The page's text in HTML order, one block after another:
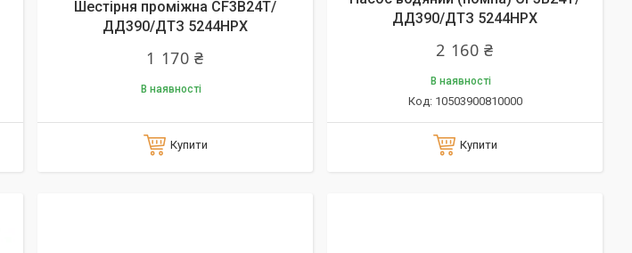
Шестірня проміжна СF3B24T/
ДД390/ДТЗ 5244HPX
1 170 ₴
В наявності
Купити
ДД390/ДТЗ 5244HPX
2 160 ₴
В наявності
10503900810000
Купити